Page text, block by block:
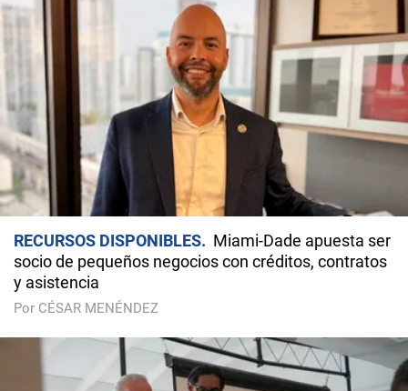
RECURSOS DISPONIBLES
Miami-Dade apuesta ser
socio de pequeños negocios con créditos, contratos
y asistencia
Por CÉSAR MENÉNDEZ